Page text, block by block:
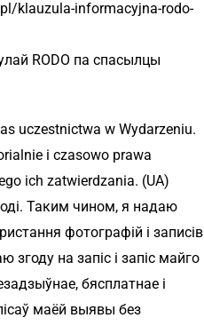
klauzula-informacyjna-rodo-
RODO па спасылцы
uczestnictwa w Wydarzeniu.
i czasowo prawa
ich zatwierdzania. (UA)
Таким чином, я надаю
фотографій і записів
на запіс і запіс майго
бясплатнае і
маёй выявы без